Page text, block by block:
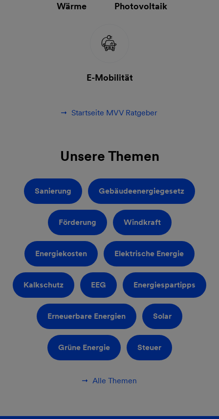
Wärme Photovoltaik
E-Mobilität
Startseite MVV Ratgeber
Unsere Themen
Sanierung Gebäudeenergiegesetz
Förderung Windkraft
Energiekosten Elektrische Energie
Kalkschutz EEG Energiespartipps
Erneuerbare Energien Solar
Grüne Energie Steuer
Alle Themen